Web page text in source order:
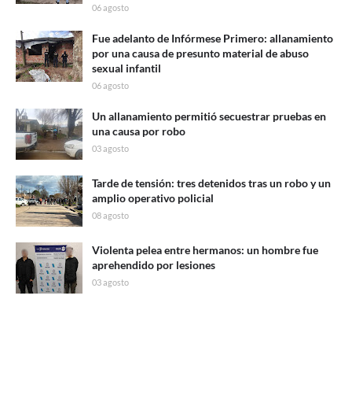
06 agosto
Fue adelanto de Infórmese Primero: allanamiento
por una causa de presunto material de abuso
sexual infantil
06 agosto
Un allanamiento permitió secuestrar pruebas en
una causa por robo
03 agosto
Tarde de tensión: tres detenidos tras un robo y un
amplio operativo policial
08 agosto
Violenta pelea entre hermanos: un hombre fue
aprehendido por lesiones
03 agosto